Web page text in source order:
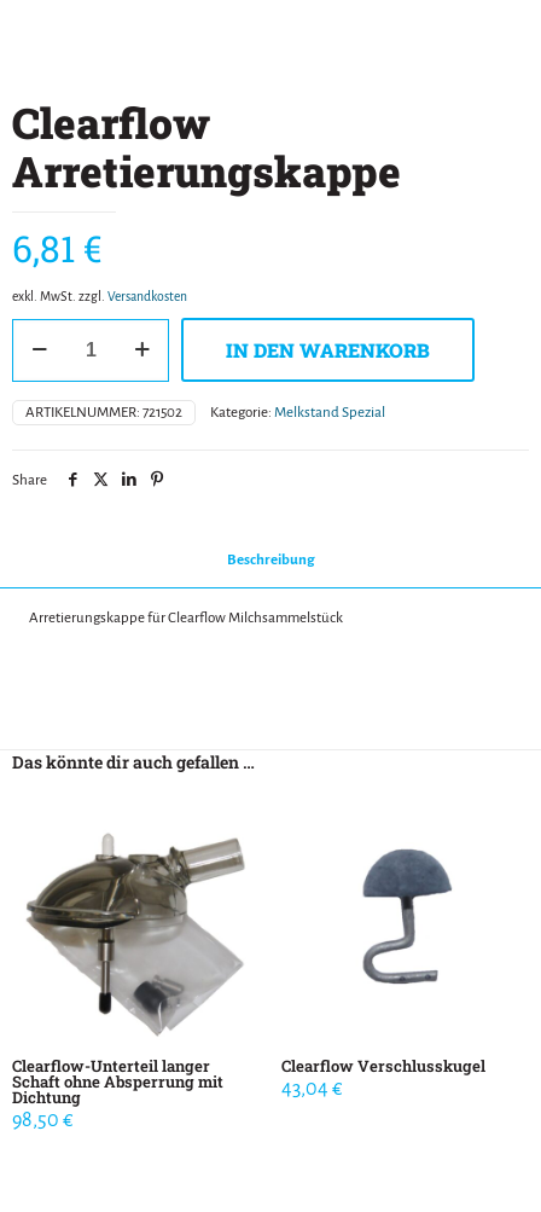
Clearflow
Arretierungskappe
6,81 €
exkl. MwSt. zzgl. Versandkosten
Arretierungskappe
IN DEN WARENKORB
ARTIKELNUMMER: 721502 Kategorie: Melkstand Spezial
Share
Beschreibung
Arretierungskappe für Clearflow Milchsammelstück
Das könnte dir auch gefallen …
Clearflow-Unterteil langer
Schaft ohne Absperrung mit
Dichtung
98,50 €
Clearflow Verschlusskugel
43,04 €